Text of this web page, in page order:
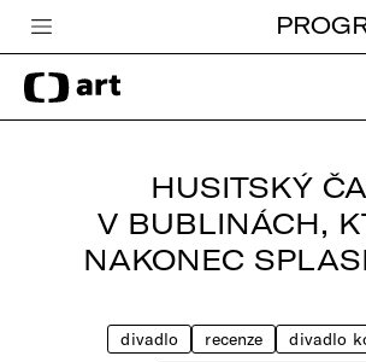
Česká televize
Zpravodajství
TV program
HUSITSKÝ
V BUBLINÁCH,
NAKONEC
divadlo recenze
divadlo